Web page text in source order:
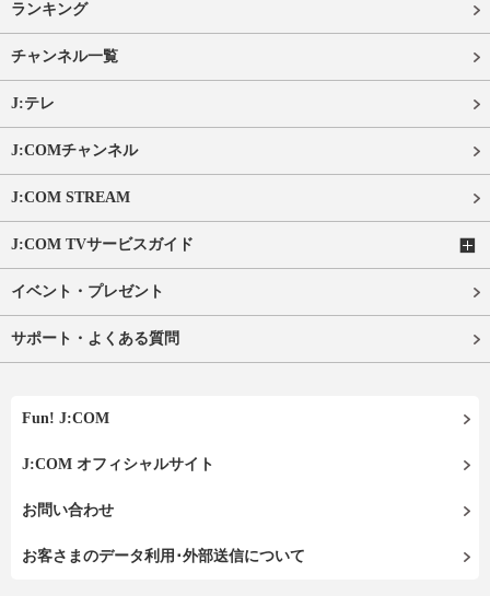
ランキング
チャンネル一覧
J:テレ
J:COMチャンネル
J:COM STREAM
J:COM TVサービスガイド
イベント・プレゼント
サポート・よくある質問
Fun! J:COM
J:COM オフィシャルサイト
お問い合わせ
お客さまのデータ利用･外部送信について